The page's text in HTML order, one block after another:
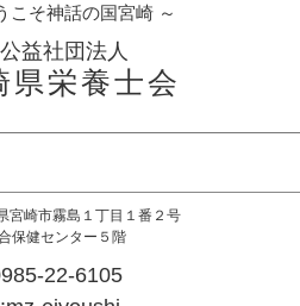
こそ神話の国宮崎 ～
公益社団法人
県栄養士会
宮崎市霧島１丁目１番２号
保健センター５階
22-6105